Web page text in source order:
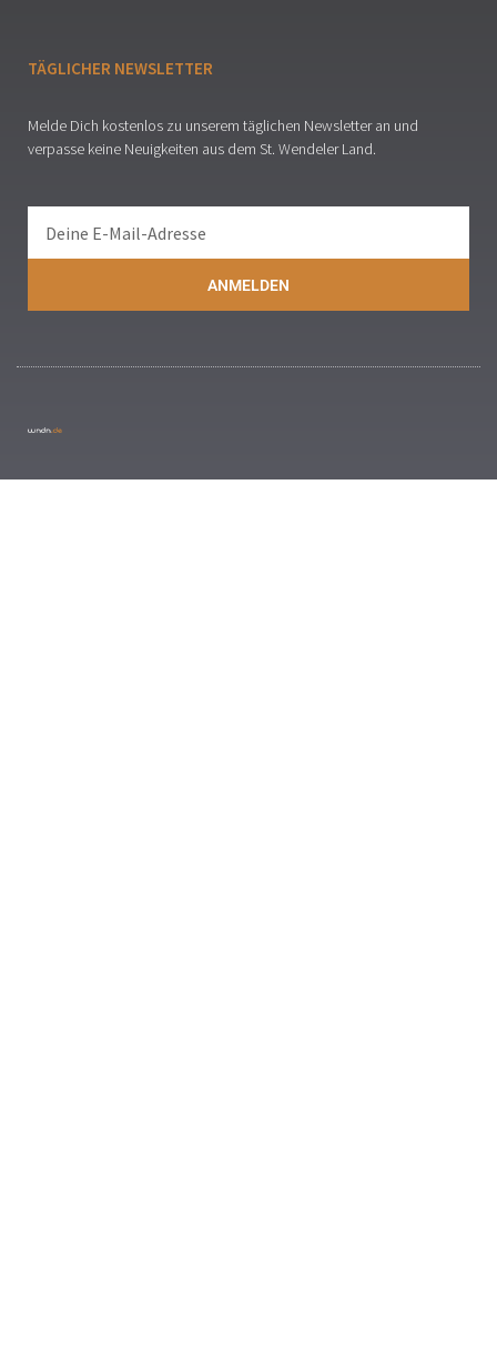
TÄGLICHER NEWSLETTER
Melde Dich kostenlos zu unserem täglichen Newsletter an und
verpasse keine Neuigkeiten aus dem St. Wendeler Land.
ANMELDEN